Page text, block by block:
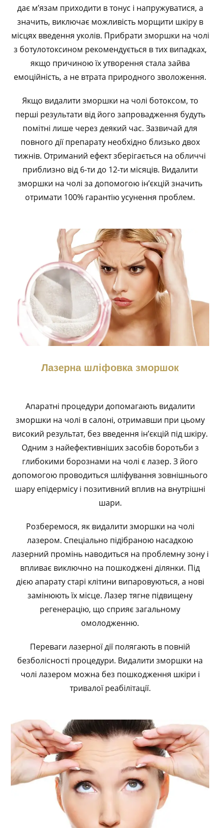
дає м’язам приходити в тонус і напружуватися, а
значить, виключає можливість морщити шкіру в
місцях введення уколів. Прибрати зморшки на чолі
з ботулотоксином рекомендується в тих випадках,
якщо причиною їх утворення стала зайва
емоційність, а не втрата природного зволоження.
Якщо видалити зморшки на чолі ботоксом, то
перші результати від його запровадження будуть
помітні лише через деякий час. Зазвичай для
повного дії препарату необхідно близько двох
тижнів. Отриманий ефект зберігається на обличчі
приблизно від 6-ти до 12-ти місяців. Видалити
зморшки на чолі за допомогою ін’єкцій значить
отримати 100% гарантію усунення проблем.
Лазерна шліфовка зморшок
Апаратні процедури допомагають видалити
зморшки на чолі в салоні, отримавши при цьому
високий результат, без введення ін’єкцій під шкіру.
Одним з найефективніших засобів боротьби з
глибокими борознами на чолі є лазер. З його
допомогою проводиться шліфування зовнішнього
шару епідермісу і позитивний вплив на внутрішні
шари.
Розберемося, як видалити зморшки на чолі
лазером. Спеціально підібраною насадкою
лазерний промінь наводиться на проблемну зону і
впливає виключно на пошкоджені ділянки. Під
дією апарату старі клітини випаровуються, а нові
замінюють їх місце. Лазер тягне підвищену
регенерацію, що сприяє загальному
омолодженню.
Переваги лазерної дії полягають в повній
безболісності процедури. Видалити зморшки на
чолі лазером можна без пошкодження шкіри і
тривалої реабілітації.